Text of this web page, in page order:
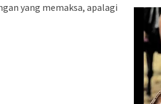
yang memaksa, apalagi